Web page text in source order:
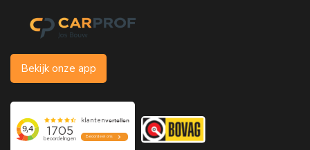
Bekijk onze app